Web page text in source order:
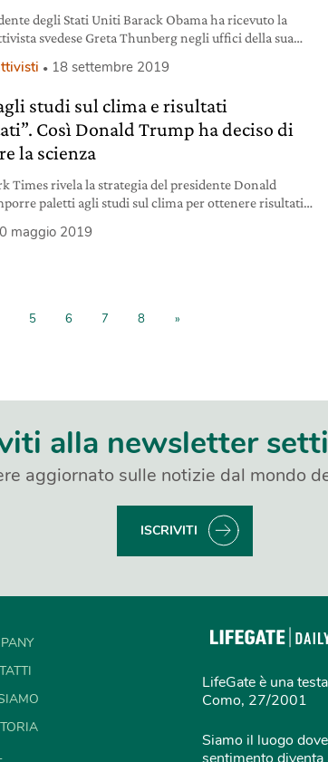
degli Stati Uniti Barack Obama ha ricevuto la
svedese Greta Thunberg negli uffici della sua
18 settembre 2019
studi sul clima e risultati
Così Donald Trump ha deciso di
la scienza
Times rivela la strategia del presidente Donald
paletti agli studi sul clima per ottenere risultati
maggio 2019
5 6 7 8 »
alla newsletter
aggiornato sulle notizie dal mondo
ISCRIVITI
LifeGate è una
Como, 27/2001
Siamo il luogo